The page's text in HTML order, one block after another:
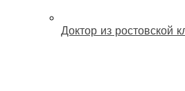
Доктор из ростовской